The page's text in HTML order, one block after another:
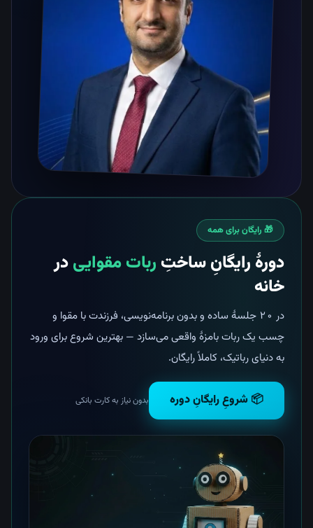
🎁 رایگان برای همه
دورهٔ رایگانِ ساختِ ربات مقواییدر
خانه
در ۲۰ جلسهٔ ساده و بدون برنامه‌نویسی، فرزندت با مقوا و
چسب یک ربات بامزهٔ واقعی می‌سازد — بهترین شروع برای ورود
به دنیای رباتیک، کاملاً رایگان.
📦 شروعِ رایگانِ دوره بدون نیاز به کارت بانکی